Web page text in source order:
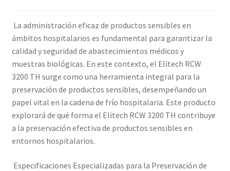
La administración eficaz de productos sensibles en
ámbitos hospitalarios es fundamental para garantizar la
calidad y seguridad de abastecimientos médicos y
muestras biológicas. En este contexto, el Elitech RCW
3200 TH surge como una herramienta integral para la
preservación de productos sensibles, desempeñando un
papel vital en la cadena de frío hospitalaria. Este producto
explorará de qué forma el Elitech RCW 3200 TH contribuye
a la preservación efectiva de productos sensibles en
entornos hospitalarios.
Especificaciones Especializadas para la Preservación de